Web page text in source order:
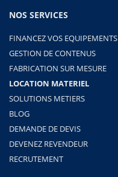
NOS SERVICES
FINANCEZ VOS EQUIPEMENTS
GESTION DE CONTENUS
FABRICATION SUR MESURE
LOCATION MATERIEL
SOLUTIONS METIERS
BLOG
DEMANDE DE DEVIS
DEVENEZ REVENDEUR
RECRUTEMENT